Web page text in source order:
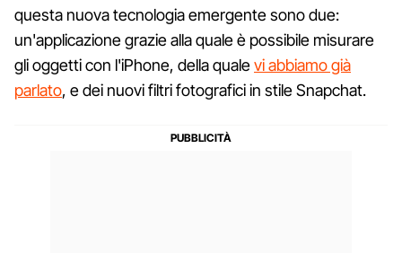
questa nuova tecnologia emergente sono due:
un'applicazione grazie alla quale è possibile misurare
gli oggetti con l'iPhone, della qualevi abbiamo già
parlato, e dei nuovi filtri fotografici in stile Snapchat.